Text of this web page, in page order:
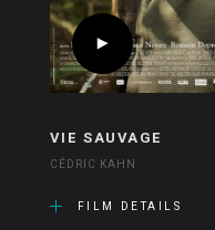
VIE SAUVAGE
CÉDRIC KAHN
FILM DETAILS